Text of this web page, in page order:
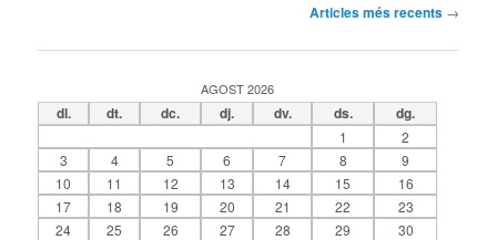
articles
Articles més recents →
AGOST 2026
dl. dt. dc. dj. dv. ds. dg.
1
2
3
4 5 6 7 8
9
10
11 12 13 14 15
16
17
18 19 20 21 22
23
24
25 26 27 28 29
30